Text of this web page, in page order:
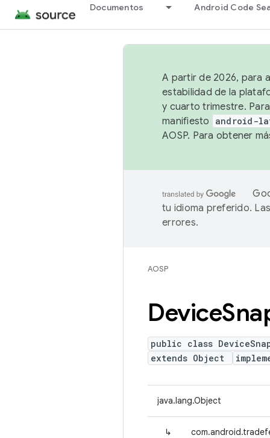
Documentos Android Code
A partir de 2026, para
estabilidad de la
y cuarto trimestre.
manifiesto
android-
AOSP. Para obtener
tu idioma preferido.
errores.
AOSP
Device
public class
extends Object
java.lang.Object
↳